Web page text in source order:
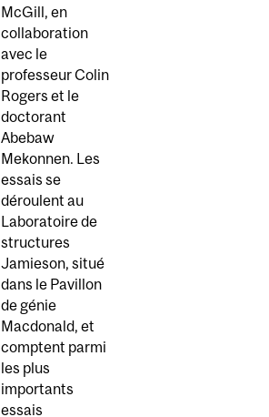
McGill, en
collaboration
avec le
professeur Colin
Rogers et le
doctorant
Abebaw
Mekonnen. Les
essais se
déroulent au
Laboratoire de
structures
Jamieson, situé
dans le Pavillon
de génie
Macdonald, et
comptent parmi
les plus
importants
essais